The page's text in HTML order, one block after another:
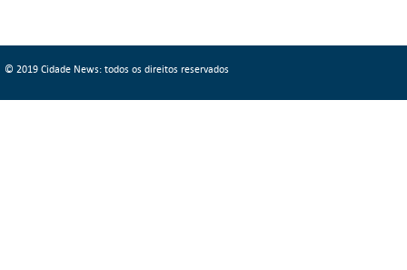
© 2019 Cidade News: todos os direitos reservados